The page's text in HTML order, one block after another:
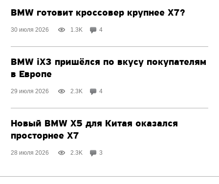
BMW готовит кроссовер крупнее X7?
30 июля 2026 1.3K 4
BMW iX3 пришёлся по вкусу покупателям
в Европе
29 июля 2026 2.3K 4
Новый BMW X5 для Китая оказался
просторнее X7
28 июля 2026 2.3K 3